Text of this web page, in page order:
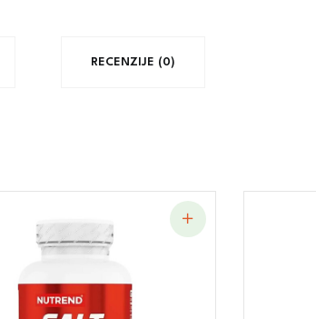
RECENZIJE (0)